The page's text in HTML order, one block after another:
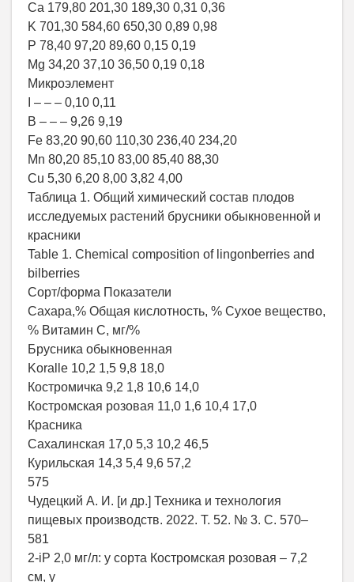
Ca 179,80 201,30 189,30 0,31 0,36
K 701,30 584,60 650,30 0,89 0,98
P 78,40 97,20 89,60 0,15 0,19
Mg 34,20 37,10 36,50 0,19 0,18
Микроэлемент
I – – – 0,10 0,11
B – – – 9,26 9,19
Fe 83,20 90,60 110,30 236,40 234,20
Mn 80,20 85,10 83,00 85,40 88,30
Cu 5,30 6,20 8,00 3,82 4,00
Таблица 1. Общий химический состав плодов
исследуемых растений брусники обыкновенной и
красники
Table 1. Chemical composition of lingonberries and
bilberries
Сорт/форма Показатели
Сахара,% Общая кислотность, % Сухое вещество,
% Витамин C, мг/%
Брусника обыкновенная
Koralle 10,2 1,5 9,8 18,0
Костромичка 9,2 1,8 10,6 14,0
Костромская розовая 11,0 1,6 10,4 17,0
Красника
Сахалинская 17,0 5,3 10,2 46,5
Курильская 14,3 5,4 9,6 57,2
575
Чудецкий А. И. [и др.] Техника и технология
пищевых производств. 2022. Т. 52. № 3. С. 570–
581
2-iP 2,0 мг/л: у сорта Костромская розовая – 7,2
см, у